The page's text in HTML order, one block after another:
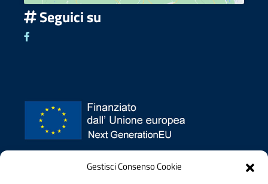
Gestisci Consenso Cookie
Seguici su
Dichiarazione di accessibilità